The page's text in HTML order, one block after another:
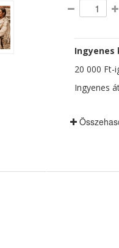
Ingyenes
20 000 Ft-
Ingyenes